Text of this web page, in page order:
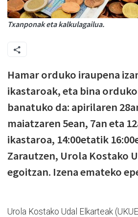
Txanponak eta kalkulagailua.
Hamar orduko iraupena
ikastaroak, eta bina
banatuko da: apirilaren
maiatzaren 5ean, 7an eta
ikastaroa, 14:00etatik
Zarautzen, Urola Kostako
egoitzan. Izena emateko
Urola Kostako Udal Elkarteak